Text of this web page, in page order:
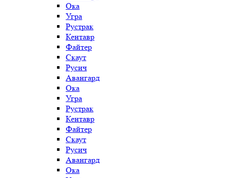
Ока
Угра
Рустрак
Кентавр
Файтер
Скаут
Русич
Авангард
Ока
Угра
Рустрак
Кентавр
Файтер
Скаут
Русич
Авангард
Ока